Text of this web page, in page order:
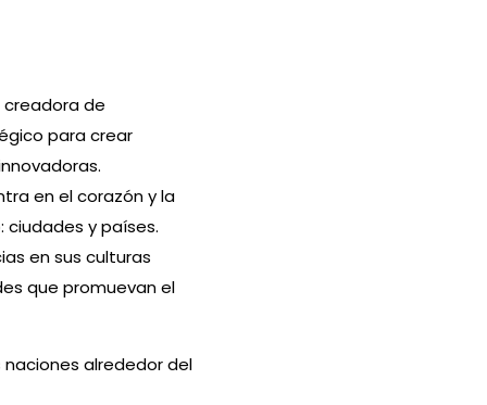
creadora de
para crear
en el corazón y la
y países.
en sus culturas
que promuevan el
alrededor del